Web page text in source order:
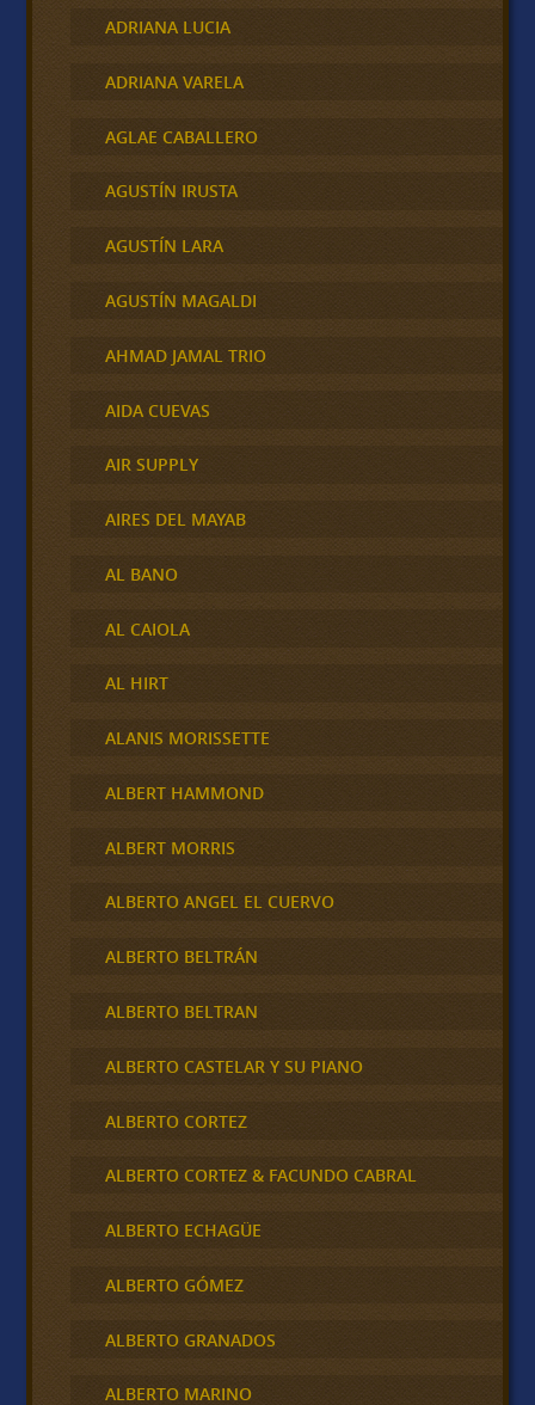
ADRIANA LUCIA
ADRIANA VARELA
AGLAE CABALLERO
AGUSTÍN IRUSTA
AGUSTÍN LARA
AGUSTÍN MAGALDI
AHMAD JAMAL TRIO
AIDA CUEVAS
AIR SUPPLY
AIRES DEL MAYAB
AL BANO
AL CAIOLA
AL HIRT
ALANIS MORISSETTE
ALBERT HAMMOND
ALBERT MORRIS
ALBERTO ANGEL EL CUERVO
ALBERTO BELTRÁN
ALBERTO BELTRAN
ALBERTO CASTELAR Y SU PIANO
ALBERTO CORTEZ
ALBERTO CORTEZ & FACUNDO CABRAL
ALBERTO ECHAGÜE
ALBERTO GÓMEZ
ALBERTO GRANADOS
ALBERTO MARINO